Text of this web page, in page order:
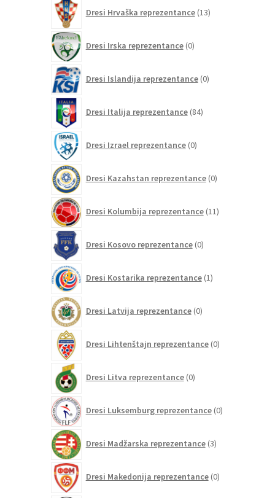
Dresi Hrvaška reprezentance 13izdelkov
Dresi Irska reprezentance 0izdelkov
Dresi Islandija reprezentance 0izdelkov
Dresi Italija reprezentance 84izdelkov
Dresi Izrael reprezentance 0izdelkov
Dresi Kazahstan reprezentance 0izdelkov
Dresi Kolumbija reprezentance 11izdelkov
Dresi Kosovo reprezentance 0izdelkov
Dresi Kostarika reprezentance 1izdelek
Dresi Latvija reprezentance 0izdelkov
Dresi Lihtenštajn reprezentance 0izdelkov
Dresi Litva reprezentance 0izdelkov
Dresi Luksemburg reprezentance 0izdelkov
Dresi Madžarska reprezentance 3izdelki
Dresi Makedonija reprezentance 0izdelkov